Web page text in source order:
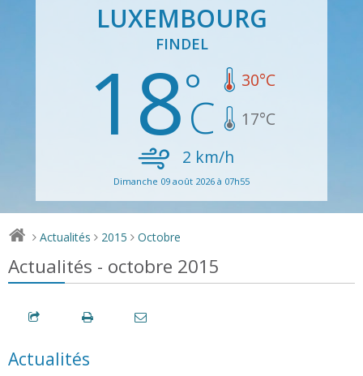
LUXEMBOURG
FINDEL
18 30°C
17°C
2 km/h
Dimanche 09 août 2026 à 07h55
> Actualités > 2015 > Octobre
Actualités - octobre 2015
Actualités